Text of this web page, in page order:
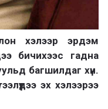
хэлээр эрдэм
бичихээс гадна
багшилдаг хүн.
эх хэлээрээ